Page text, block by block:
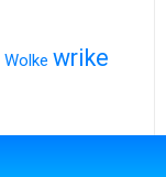
Wolke wrike